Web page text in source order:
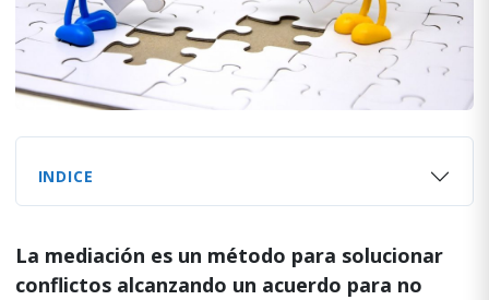
INDICE
La mediación es un método para solucionar
conflictos alcanzando un acuerdo para no